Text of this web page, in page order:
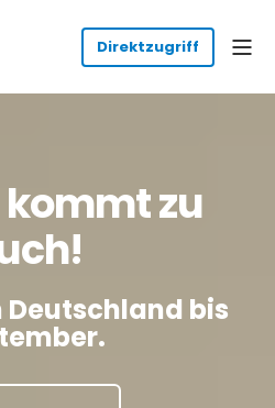
zu
Deutschland bis